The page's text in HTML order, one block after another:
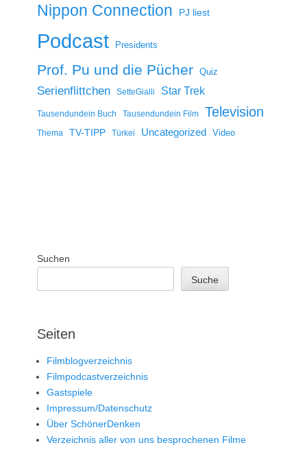
Nippon Connection PJ liest
Podcast Presidents
Prof. Pu und die Pücher Quiz
Serienflittchen SetteGialli Star Trek
Tausendundein Buch Tausendundein Film Television
Thema TV-TIPP Türkei Uncategorized Video
Suchen
Suche
Seiten
Filmblogverzeichnis
Filmpodcastverzeichnis
Gastspiele
Impressum/Datenschutz
Über SchönerDenken
Verzeichnis aller von uns besprochenen Filme